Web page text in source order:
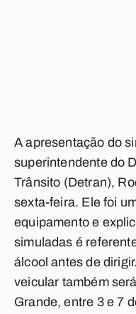
A apresentação do
superintendente do
Trânsito (Detran),
sexta-feira. Ele foi
equipamento e
simuladas é
álcool antes de
veicular também
Grande, entre 3 e 7